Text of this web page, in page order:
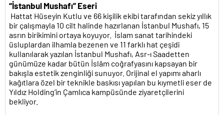
“İstanbul Mushafı” Eseri
Hattat Hüseyin Kutlu ve 66 kişilik ekibi tarafından sekiz yıllık
bir çalışmayla 10 cilt halinde hazırlanan İstanbul Mushafı, 15
asrın birikimini ortaya koyuyor. İslam sanat tarihindeki
üsluplardan ilhamla bezenen ve 11 farklı hat çeşidi
kullanılarak yazılan İstanbul Mushafı, Asr-ı Saadetten
günümüze kadar bütün İslâm coğrafyasını kapsayan bir
bakışla estetik zenginliği sunuyor. Orijinal el yapımı aharlı
kağıtlara özel bir teknikle baskısı yapılan bu kıymetli eser de
Yıldız Holding’in Çamlıca kampüsünde ziyaretçilerini
bekliyor.